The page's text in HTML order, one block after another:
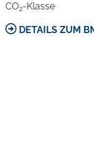
CO2-Klasse
DETAILS ZUM